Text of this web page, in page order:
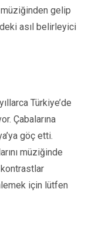
gelip
asıl belirleyici
Türkiye’de
Çabalarına
göç etti.
müziğinde
kontrastlar
için lütfen